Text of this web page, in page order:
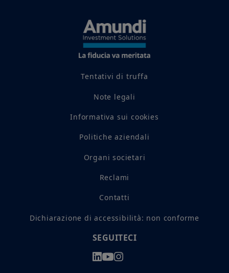
Tentativi di truffa
Note legali
Informativa sui cookies
Politiche aziendali
Organi societari
Reclami
Contatti
Dichiarazione di accessibilità: non conforme
SEGUITECI